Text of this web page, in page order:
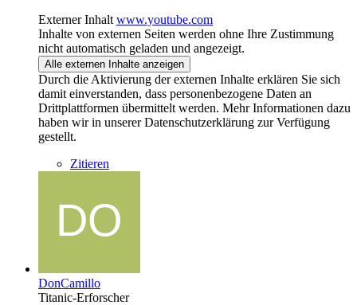
Externer Inhalt www.youtube.com
Inhalte von externen Seiten werden ohne Ihre Zustimmung
nicht automatisch geladen und angezeigt.
Alle externen Inhalte anzeigen
Durch die Aktivierung der externen Inhalte erklären Sie sich
damit einverstanden, dass personenbezogene Daten an
Drittplattformen übermittelt werden. Mehr Informationen dazu
haben wir in unserer Datenschutzerklärung zur Verfügung
gestellt.
Zitieren
DonCamillo
Titanic-Erforscher